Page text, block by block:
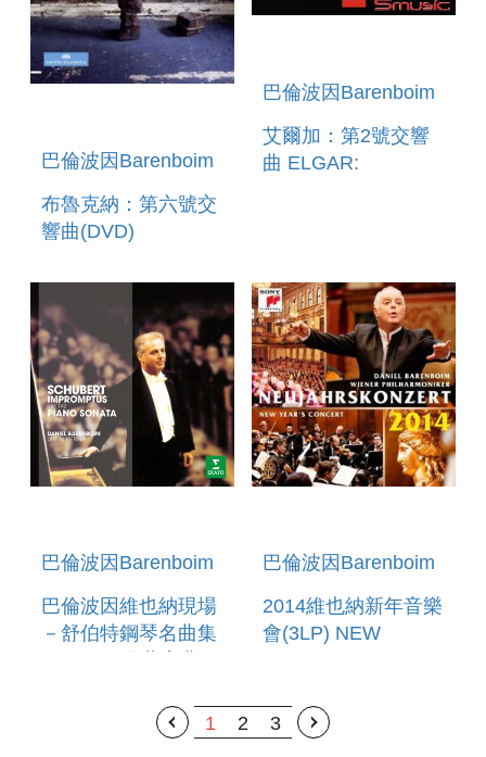
巴倫波因Barenboim
布魯克納：第六號交
響曲(DVD)
SYMPHONY NO. 6
巴倫波因Barenboim
艾爾加：第2號交響
曲 ELGAR:
巴倫波因Barenboim
巴倫波因維也納現場
－舒伯特鋼琴名曲集
STORY-SCHUBERT:
巴倫波因Barenboim
2014維也納新年音樂
會(3LP) NEW
1
2 3